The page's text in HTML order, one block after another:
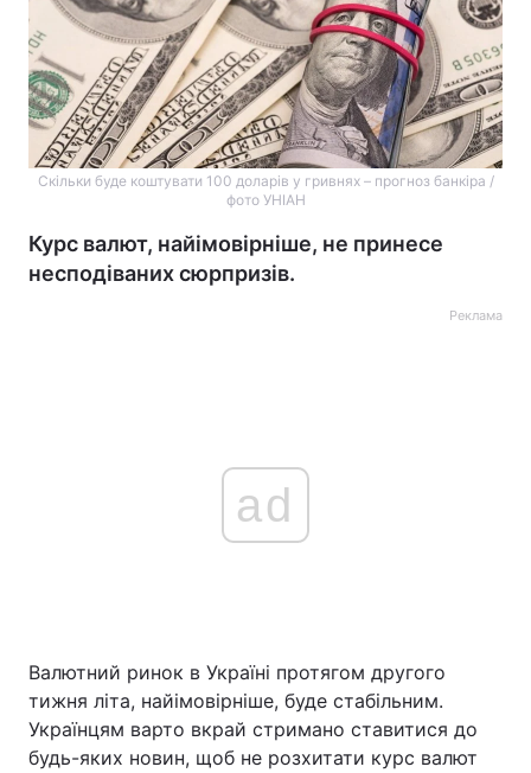
Скільки буде коштувати 100 доларів у гривнях – прогноз банкіра /
фото УНІАН
Курс валют, найімовірніше, не принесе
несподіваних сюрпризів.
Реклама
ad
Валютний ринок в Україні протягом другого
тижня літа, найімовірніше, буде стабільним.
Українцям варто вкрай стримано ставитися до
будь-яких новин, щоб не розхитати курс валют